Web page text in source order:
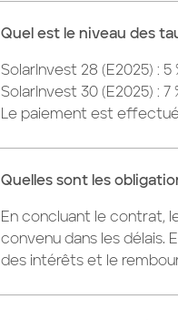
Quel est le niveau des
SolarInvest 28 (E2025) : 5
SolarInvest 30 (E2025) : 7
Le paiement est
Quelles sont les
En concluant le contrat,
convenu dans les délais.
des intérêts et le